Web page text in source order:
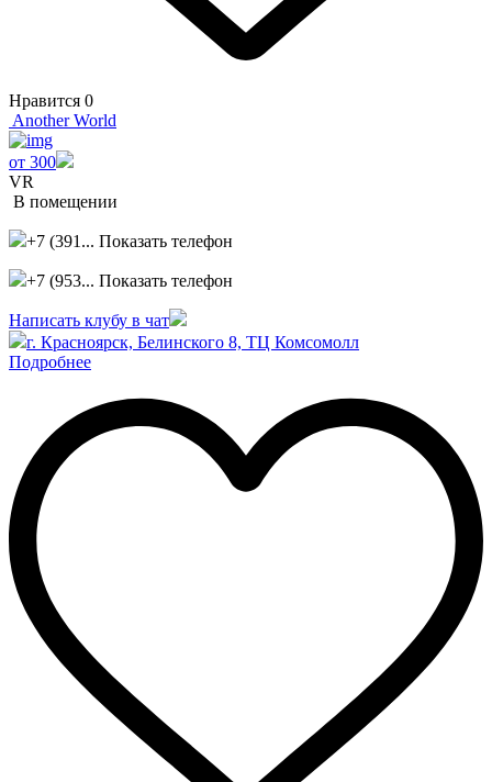
Нравится 0
Another World
от 300
VR
В помещении
+7 (391... Показать телефон
+7 (953... Показать телефон
Написать клубу в чат
г. Красноярск, Белинского 8, ТЦ Комсомолл
Подробнее